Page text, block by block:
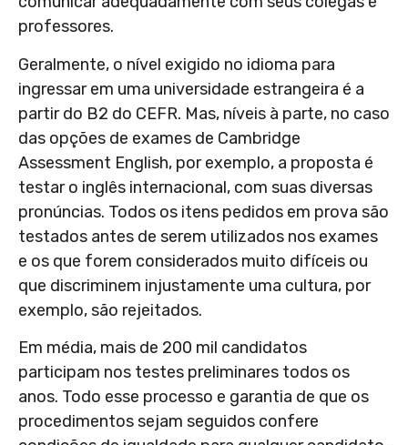
professores.
Geralmente, o nível exigido no idioma para
ingressar em uma universidade estrangeira é a
partir do B2 do CEFR. Mas, níveis à parte, no caso
das opções de exames de Cambridge
Assessment English, por exemplo, a proposta é
testar o inglês internacional, com suas diversas
pronúncias. Todos os itens pedidos em prova são
testados antes de serem utilizados nos exames
e os que forem considerados muito difíceis ou
que discriminem injustamente uma cultura, por
exemplo, são rejeitados.
Em média, mais de 200 mil candidatos
participam nos testes preliminares todos os
anos. Todo esse processo e garantia de que os
procedimentos sejam seguidos confere